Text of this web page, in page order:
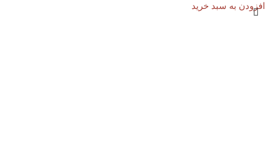
افزودن به سبد خرید